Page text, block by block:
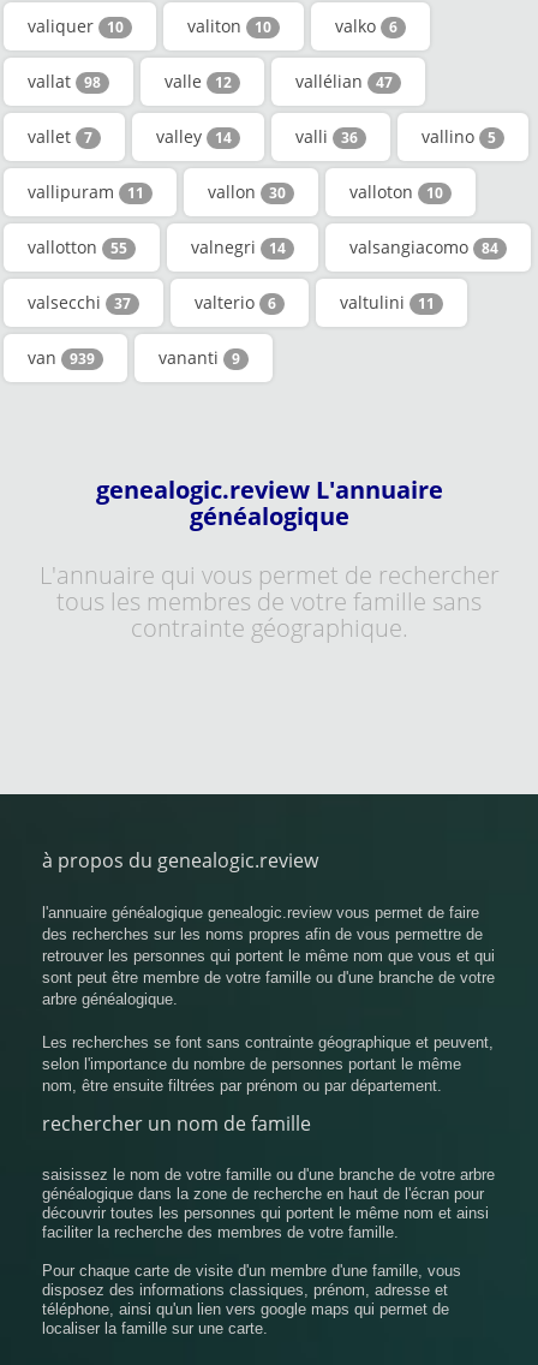
valiquer 10 valiton 10 valko 6
vallat 98 valle 12 vallélian 47
vallet 7 valley 14 valli 36 vallino 5
vallipuram 11 vallon 30 valloton 10
vallotton 55 valnegri 14 valsangiacomo 84
valsecchi 37 valterio 6 valtulini 11
van 939 vananti 9
genealogic.review L'annuaire
généalogique
L'annuaire qui vous permet de rechercher
tous les membres de votre famille sans
contrainte géographique.
à propos du genealogic.review
l'annuaire généalogique genealogic.review vous permet de faire
des recherches sur les noms propres afin de vous permettre de
retrouver les personnes qui portent le même nom que vous et qui
sont peut être membre de votre famille ou d'une branche de votre
arbre généalogique.
Les recherches se font sans contrainte géographique et peuvent,
selon l'importance du nombre de personnes portant le même
nom, être ensuite filtrées par prénom ou par département.
rechercher un nom de famille
saisissez le nom de votre famille ou d'une branche de votre arbre
généalogique dans la zone de recherche en haut de l'écran pour
découvrir toutes les personnes qui portent le même nom et ainsi
faciliter la recherche des membres de votre famille.
Pour chaque carte de visite d'un membre d'une famille, vous
disposez des informations classiques, prénom, adresse et
téléphone, ainsi qu'un lien vers google maps qui permet de
localiser la famille sur une carte.